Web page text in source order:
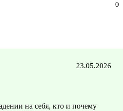
0
23.05.2026
на себя, кто и почему